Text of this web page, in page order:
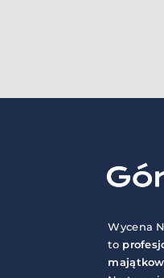
Wycena
to